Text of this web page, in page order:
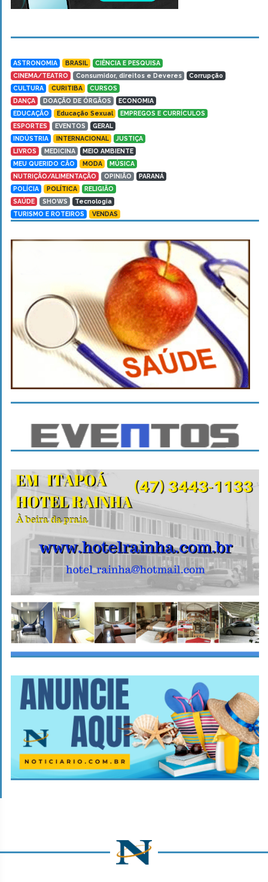
ASTRONOMIA BRASIL
CIÊNCIA E PESQUISA
CINEMA/TEATRO
Consumidor, direitos e Deveres
Corrupção
CULTURA
CURITIBA
CURSOS
DANÇA
DOAÇÃO DE ÓRGÃOS
ECONOMIA
EDUCAÇÃO
Educação Sexual
EMPREGOS E CURRÍCULOS
ESPORTES
EVENTOS
GERAL
INDÚSTRIA
INTERNACIONAL
JUSTIÇA
LIVROS
MEDICINA
MEIO AMBIENTE
MEU QUERIDO CÃO
MODA
MÚSICA
NUTRIÇÃO/ALIMENTAÇÃO
OPINIÃO
PARANÁ
POLÍCIA
POLÍTICA
RELIGIÃO
SAÚDE
SHOWS
Tecnologia
TURISMO E ROTEIROS
VENDAS